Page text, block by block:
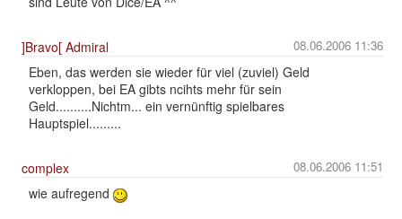
08.06.2006 11:36
]Bravo[ Admiral
Eben, das werden sie wieder für viel (zuviel) Geld
verkloppen, bei EA gibts ncihts mehr für sein
Geld..........Nichtm... ein vernünftig spielbares
Hauptspiel.........
08.06.2006 11:51
complex
wie aufregend